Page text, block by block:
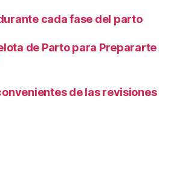
cada fase del parto
de Parto para Prepararte
de las revisiones